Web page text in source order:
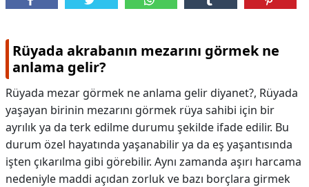
Rüyada akrabanın mezarını görmek ne
anlama gelir?
Rüyada mezar görmek ne anlama gelir diyanet?, Rüyada
yaşayan birinin mezarını görmek rüya sahibi için bir
ayrılık ya da terk edilme durumu şekilde ifade edilir. Bu
durum özel hayatında yaşanabilir ya da eş yaşantısında
işten çıkarılma gibi görebilir. Aynı zamanda aşırı harcama
nedeniyle maddi açıdan zorluk ve bazı borçlara girmek